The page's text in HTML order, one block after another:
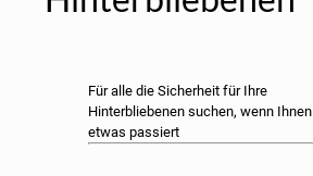
Für alle die Sicherheit für Ihre
Hinterbliebenen suchen, wenn Ihnen
etwas passiert